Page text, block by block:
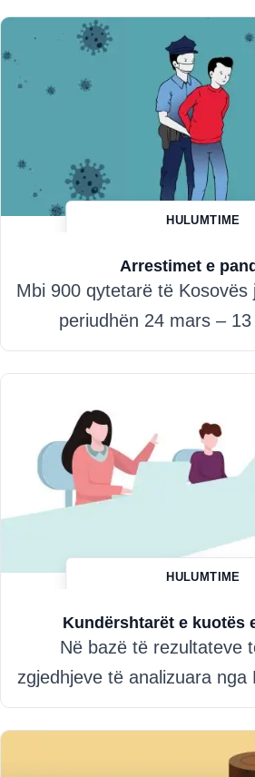
HULUMTIME
Arrestimet e
Mbi 900 qytetarë të Kosovës
periudhën 24 mars –
HULUMTIME
Kundërshtarët e kuotës
Në bazë të rezultateve
zgjedhjeve të analizuara